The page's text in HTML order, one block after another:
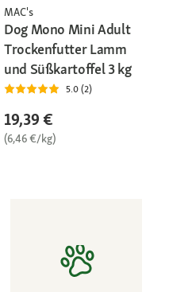
MAC's
Dog Mono Mini Adult
Trockenfutter Lamm
und Süßkartoffel 3 kg
5.0 (2)
19,39 €
(6,46 €/kg)